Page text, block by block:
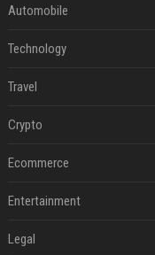
Automobile
Technology
Travel
Crypto
Ecommerce
Entertainment
Legal